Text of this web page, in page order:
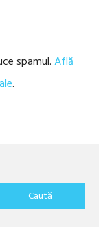
spamul.Află
.